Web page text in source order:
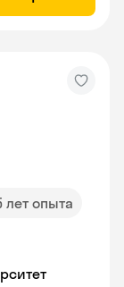
лет опыта